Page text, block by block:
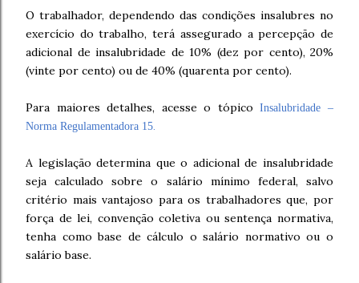
O trabalhador, dependendo das condições insalubres no
exercício do trabalho, terá assegurado a percepção de
adicional de insalubridade de 10% (dez por cento), 20%
(vinte por cento) ou de 40% (quarenta por cento).
Para maiores detalhes, acesse o tópicoInsalubridade –
Norma Regulamentadora 15
A legislação determina que o adicional de insalubridade
seja calculado sobre o salário mínimo federal, salvo
critério mais vantajoso para os trabalhadores que, por
força de lei, convenção coletiva ou sentença normativa,
tenha como base de cálculo o salário normativo ou o
salário base.